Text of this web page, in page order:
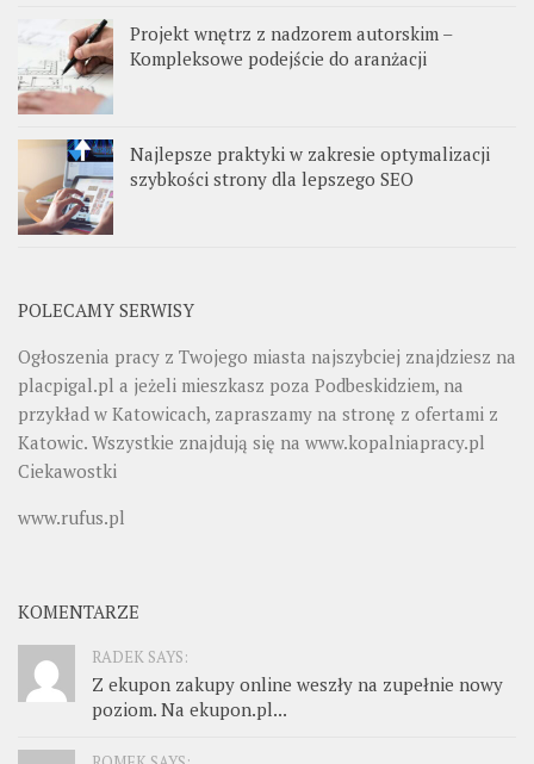
Projekt wnętrz z nadzorem autorskim –
Kompleksowe podejście do aranżacji
Najlepsze praktyki w zakresie optymalizacji
szybkości strony dla lepszego SEO
POLECAMY SERWISY
Ogłoszenia pracy z Twojego miasta najszybciej znajdziesz na
placpigal.pl a jeżeli mieszkasz poza Podbeskidziem, na
przykład w Katowicach, zapraszamy na stronę z ofertami z
Katowic. Wszystkie znajdują się na www.kopalniapracy.pl
Ciekawostki
www.rufus.pl
KOMENTARZE
RADEK SAYS:
Z ekupon zakupy online weszły na zupełnie nowy
poziom. Na ekupon.pl...